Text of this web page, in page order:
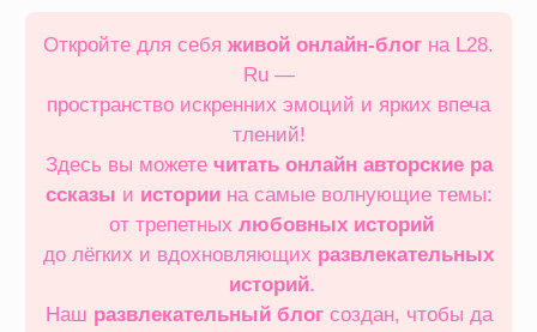
Откройте для себя живой онлайн‑блог на L28.
Ru —
пространство искренних эмоций и ярких впеча
тлений!
Здесь вы можете читать онлайн авторские ра
ссказы и историина самые волнующие темы:
от трепетных любовных историй
до лёгких и вдохновляющих развлекательных
историй.
Наш развлекательный блогсоздан, чтобы да